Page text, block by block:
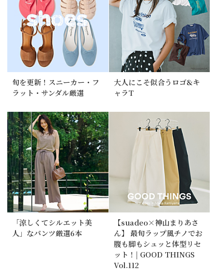
旬を更新！スニーカー・フ
ラット・サンダル厳選
大人にこそ似合うロゴ&キ
ャラT
「涼しくてシルエット美
人」なパンツ厳選6本
【suadeo×神山まりあさ
ん】 最旬ラップ風チノでお
腹も脚もシュッと体型リセ
ット！| GOOD THINGS
Vol.112